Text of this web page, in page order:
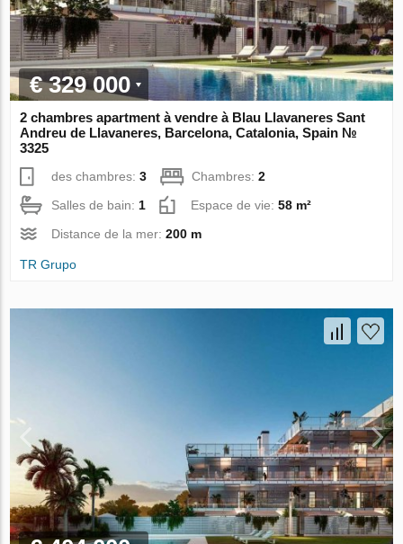
€ 329 000
2 chambres apartment à vendre à Blau Llavaneres Sant
Andreu de Llavaneres, Barcelona, Catalonia, Spain №
3325
des chambres:3 Chambres:2
Salles de bain: 1 Espace de vie:58 m²
Distance de la mer:200 m
TR Grupo